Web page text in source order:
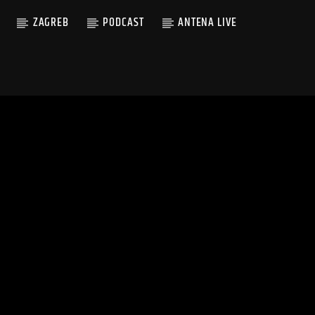
ZAGREB PODCAST ANTENA LIVE